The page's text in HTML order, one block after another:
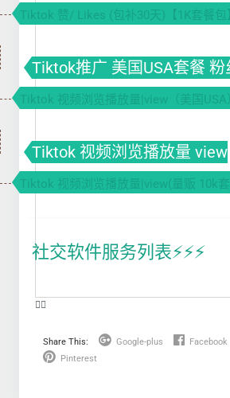
Tiktok 赞/ Likes (包补30天)【1K套餐包
Tiktok推广 美国USA套餐 粉
Tiktok 视频浏览播放量|view（美国USA
Tiktok 视频浏览播放量 view
Tiktok 视频浏览播放量|view(量贩 10k
社交软件服务列表⚡️⚡️⚡️
❤️‍🔥
Share This: Google-plus Facebook
Pinterest